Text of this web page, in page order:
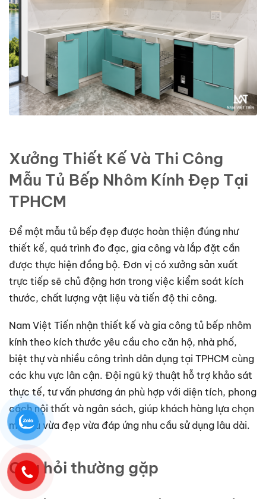
Xưởng Thiết Kế Và Thi Công
Mẫu Tủ Bếp Nhôm Kính Đẹp Tại
TPHCM
Để một mẫu tủ bếp đẹp được hoàn thiện đúng như
thiết kế, quá trình đo đạc, gia công và lắp đặt cần
được thực hiện đồng bộ. Đơn vị có xưởng sản xuất
trực tiếp sẽ chủ động hơn trong việc kiểm soát kích
thước, chất lượng vật liệu và tiến độ thi công.
Nam Việt Tiến nhận thiết kế và gia công tủ bếp nhôm
kính theo kích thước yêu cầu cho căn hộ, nhà phố,
biệt thự và nhiều công trình dân dụng tại TPHCM cùng
các khu vực lân cận. Đội ngũ kỹ thuật hỗ trợ khảo sát
thực tế, tư vấn phương án phù hợp với diện tích, phong
cách nội thất và ngân sách, giúp khách hàng lựa chọn
mẫu tủ vừa đẹp vừa đáp ứng nhu cầu sử dụng lâu dài.
Câu hỏi thường gặp